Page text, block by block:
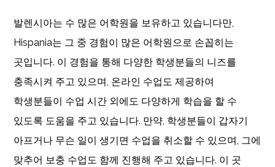
발렌시아는 수 많은 어학원을 보유하고 있습니다만,
Hispania는 그 중 경험이 많은 어학원으로 손꼽히는
곳입니다. 이 경험을 통해 다양한 학생분들의 니즈를
충족시켜 주고 있으며, 온라인 수업도 제공하여
학생분들이 수업 시간 외에도 다양하게 학습을 할 수
있도록 도움을 주고 있습니다. 만약, 학생분들이 갑자기
아프거나 무슨 일이 생기면 수업을 취소할 수 있으며, 그에
맞추어 보충 수업도 함께 진행해 주고 있습니다. 이 곳